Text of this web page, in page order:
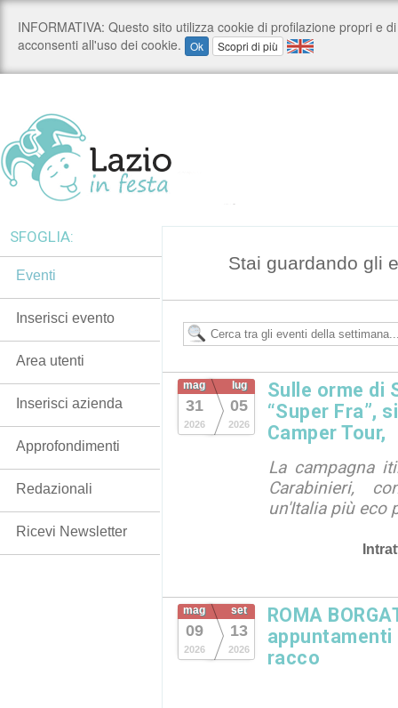
Stai guardando gli
mag
31
2026
lug
05
2026
Sulle orme di
“Super Fra”,
Camper Tour,
La campagna
Carabinieri,
un'Italia più eco
mag
09
2026
set
13
2026
ROMA
racco
SFOGLIA:
Eventi
Inserisci evento
Area utenti
Inserisci azienda
Approfondimenti
Redazionali
Ricevi Newsletter